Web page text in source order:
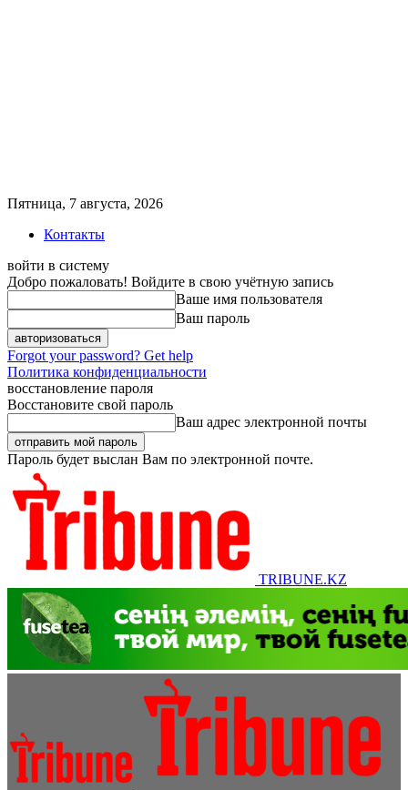
Пятница, 7 августа, 2026
Контакты
войти в систему
Добро пожаловать! Войдите в свою учётную запись
Ваше имя пользователя
Ваш пароль
Forgot your password? Get help
Политика конфиденциальности
восстановление пароля
Восстановите свой пароль
Ваш адрес электронной почты
Пароль будет выслан Вам по электронной почте.
TRIBUNE.KZ